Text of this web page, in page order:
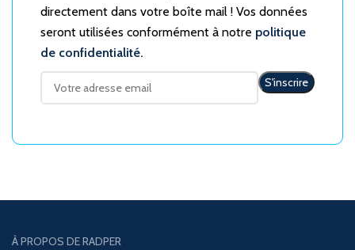
directement dans votre boîte mail ! Vos données
seront utilisées conformément à notre politique
de confidentialité.
À PROPOS DE RADPER